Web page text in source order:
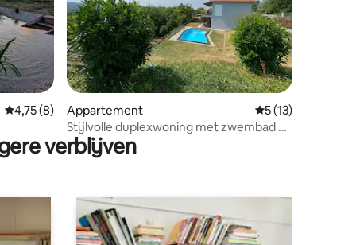
Gemiddelde beoordeling van 4,75 op 5, 8 recensies
4,75 (8)
Appartement Gemiddelde
5 (13)
Stijlvolle duplexwoning met zwembad en
panoramisch uitzicht op het meer
verblijven